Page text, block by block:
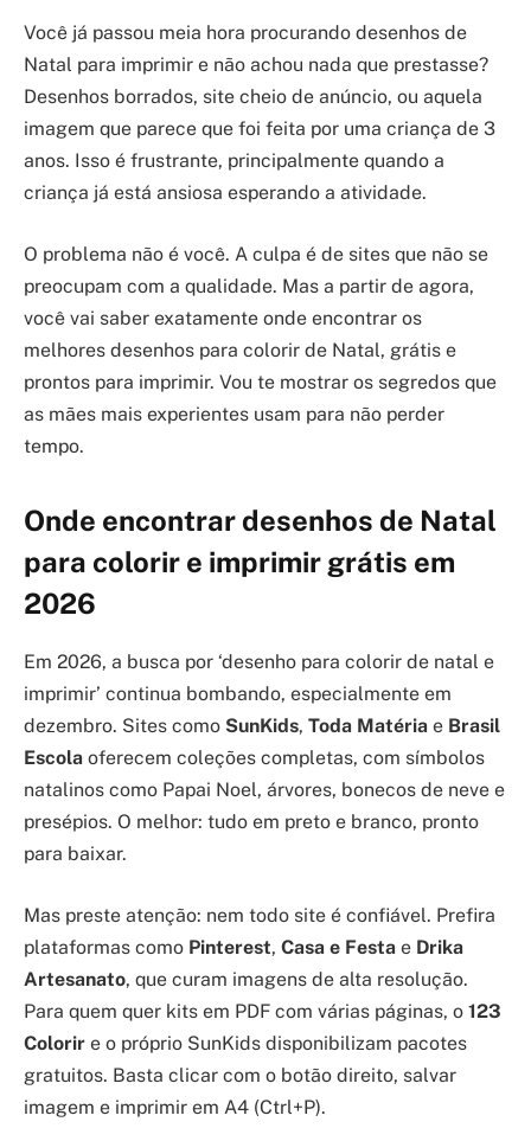
Você já passou meia hora procurando desenhos de
Natal para imprimir e não achou nada que prestasse?
Desenhos borrados, site cheio de anúncio, ou aquela
imagem que parece que foi feita por uma criança de 3
anos. Isso é frustrante, principalmente quando a
criança já está ansiosa esperando a atividade.
O problema não é você. A culpa é de sites que não se
preocupam com a qualidade. Mas a partir de agora,
você vai saber exatamente onde encontrar os
melhores desenhos para colorir de Natal, grátis e
prontos para imprimir. Vou te mostrar os segredos que
as mães mais experientes usam para não perder
tempo.
Onde encontrar desenhos de Natal
para colorir e imprimir grátis em
2026
Em 2026, a busca por ‘desenho para colorir de natal e
imprimir’ continua bombando, especialmente em
dezembro. Sites como SunKids, Toda Matéria e Brasil
Escola oferecem coleções completas, com símbolos
natalinos como Papai Noel, árvores, bonecos de neve e
presépios. O melhor: tudo em preto e branco, pronto
para baixar.
Mas preste atenção: nem todo site é confiável. Prefira
plataformas como Pinterest, Casa e Festa e Drika
Artesanato, que curam imagens de alta resolução.
Para quem quer kits em PDF com várias páginas, o 123
Colorir e o próprio SunKids disponibilizam pacotes
gratuitos. Basta clicar com o botão direito, salvar
imagem e imprimir em A4 (Ctrl+P).